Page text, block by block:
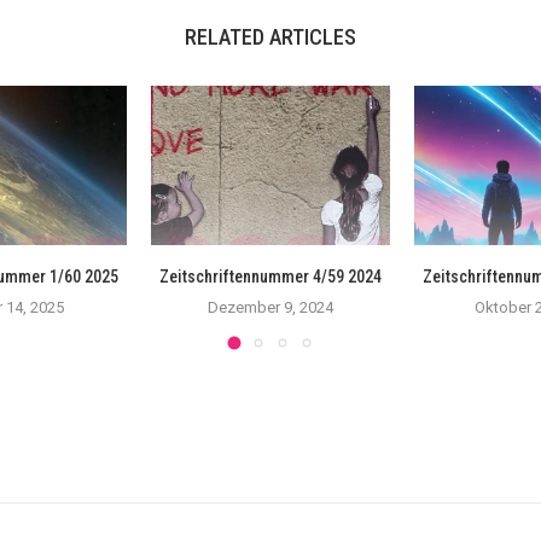
RELATED ARTICLES
1/60 2025
14, 2025
Zeitschriftennummer 4/59 2024
Dezember 9, 2024 Oktober